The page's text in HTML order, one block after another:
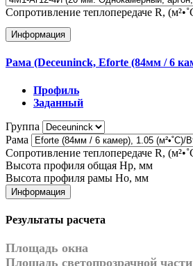
Сопротивление теплопередаче R,
Информация
Рама (Deceuninck, Eforte (84мм / 6
Профиль
Заданный
Группа
Рама
Сопротивление теплопередаче R,
Высота профиля общая Hp, мм
Высота профиля рамы Ho, мм
Информация
Результаты расчета
Площадь окна
Площадь светопрозрачной